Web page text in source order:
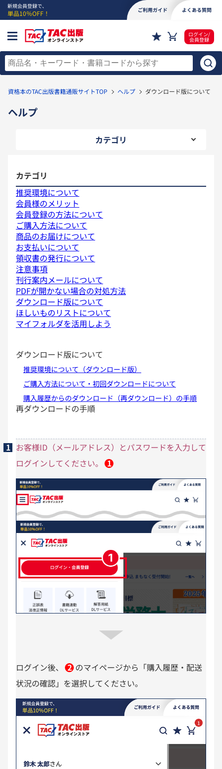
新規会員登録で、
単品10％OFF！ ご利用ガイド よくある質問
ログイン/
会員登録
資格本のTAC出版書籍通販サイトTOP ヘルプ ダウンロード版について
ヘルプ
カテゴリ
カテゴリ
推奨環境について
会員様のメリット
会員登録の方法について
ご購入方法について
商品のお届けについて
お支払いについて
領収書の発行について
注意事項
刊行案内メールについて
PDFが開かない場合の対処方法
ダウンロード版について
ほしいものリストについて
マイフォルダを活用しよう
ダウンロード版について
推奨環境について（ダウンロード版）
ご購入方法について・初回ダウンロードについて
購入履歴からのダウンロード（再ダウンロード）の手順
再ダウンロードの手順
1 お客様ID（メールアドレス）とパスワードを入力して
ログインしてください。
1
ログイン後、 2 のマイページから「購入履歴・配送
状況の確認」を選択してください。